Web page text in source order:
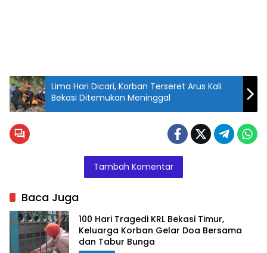
Lima Hari Dicari, Korban Terseret Arus Kali
Bekasi Ditemukan Meninggal
Tambah Komentar
Baca Juga
100 Hari Tragedi KRL Bekasi Timur,
Keluarga Korban Gelar Doa Bersama
dan Tabur Bunga